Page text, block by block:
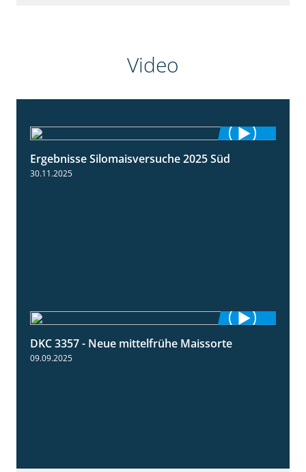
Video
Ergebnisse Silomaisversuche 2025 Süd
30.11.2025
DKC 3357 - Neue mittelfrühe Maissorte
09.09.2025